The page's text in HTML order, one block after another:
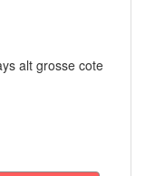
alt grosse cote